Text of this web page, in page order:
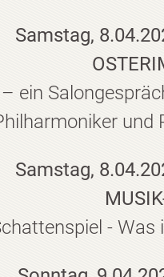
Samstag,
– ein
und
Samstag,
- Was